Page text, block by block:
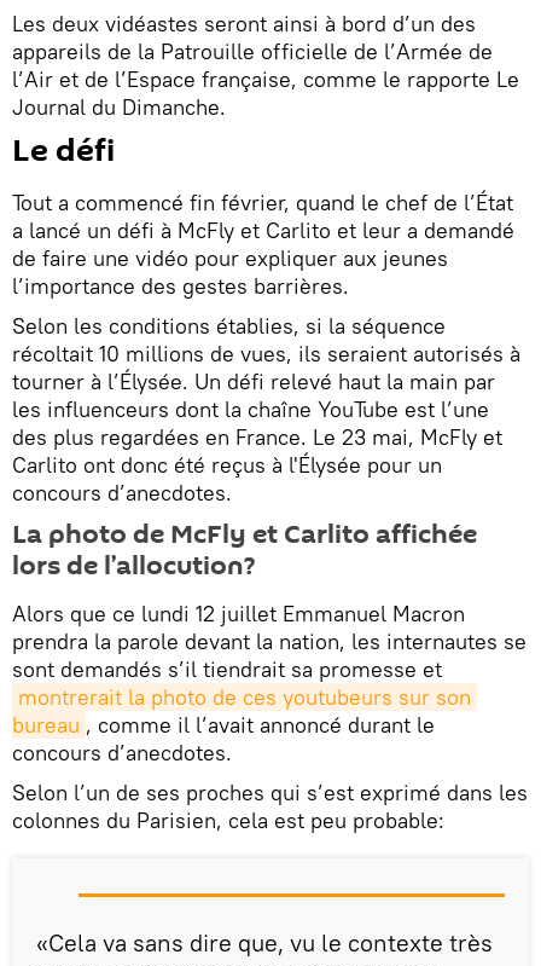
Les deux vidéastes seront ainsi à bord d’un des
appareils de la Patrouille officielle de l’Armée de
l’Air et de l’Espace française, comme le rapporte Le
Journal du Dimanche.
Le défi
Tout a commencé fin février, quand le chef de l’État
a lancé un défi à McFly et Carlito et leur a demandé
de faire une vidéo pour expliquer aux jeunes
l’importance des gestes barrières.
Selon les conditions établies, si la séquence
récoltait 10 millions de vues, ils seraient autorisés à
tourner à l’Élysée. Un défi relevé haut la main par
les influenceurs dont la chaîne YouTube est l’une
des plus regardées en France. Le 23 mai, McFly et
Carlito ont donc été reçus à l'Élysée pour un
concours d’anecdotes.
La photo de McFly et Carlito affichée
lors de l’allocution?
Alors que ce lundi 12 juillet Emmanuel Macron
prendra la parole devant la nation, les internautes se
sont demandés s’il tiendrait sa promesse et
montrerait la photo de ces youtubeurs sur son
bureau , comme il l’avait annoncé durant le
concours d’anecdotes.
Selon l’un de ses proches qui s’est exprimé dans les
colonnes du Parisien, cela est peu probable:
«Cela va sans dire que, vu le contexte très